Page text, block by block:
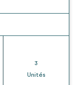
3
Unités